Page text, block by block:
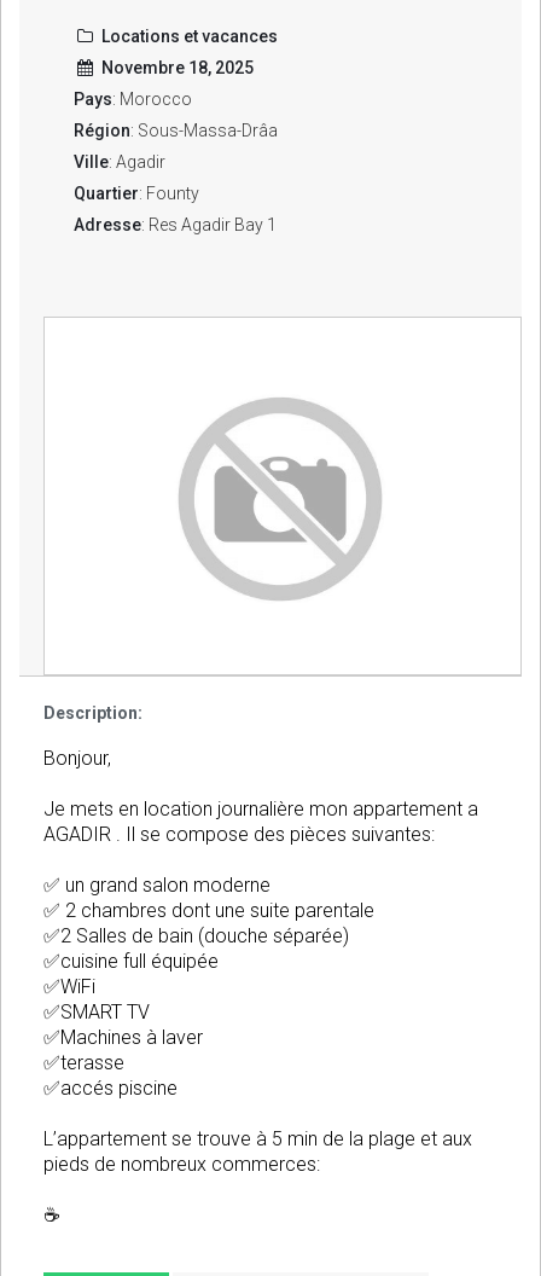
Locations et vacances
Novembre 18, 2025
Pays: Morocco
Région: Sous-Massa-Drâa
Ville: Agadir
Quartier: Founty
Adresse: Res Agadir Bay 1
Description:
Bonjour,
Je mets en location journalière mon appartement a
AGADIR . Il se compose des pièces suivantes:
✅ un grand salon moderne
✅ 2 chambres dont une suite parentale
✅2 Salles de bain (douche séparée)
✅cuisine full équipée
✅WiFi
✅SMART TV
✅Machines à laver
✅terasse
✅accés piscine
L’appartement se trouve à 5 min de la plage et aux
pieds de nombreux commerces:
☕️